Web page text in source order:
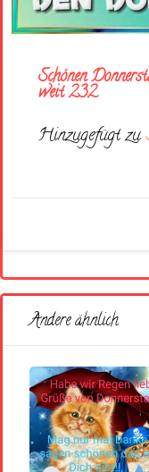
Schönen
weit 232
Hinzugefügt zu
Andere ähnlich